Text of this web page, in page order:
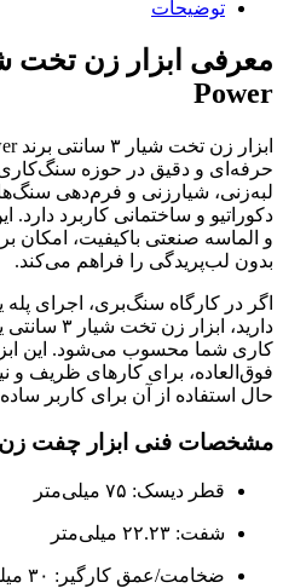
توضیحات
Power
حرفه‌ای و دقیق در حوزه
لبه‌زنی، شیارزنی و فرم‌دهی
دکوراتیو و ساختمانی کاربرد
و الماسه صنعتی باکیفیت، امکان
بدون لب‌پریدگی را فراهم می‌کند.
اگر در کارگاه سنگ‌بری، اجرای پله
دارید،
کاری شما محسوب می‌شود. این
فوق‌العاده، برای کارهای ظریف و
حال استفاده از آن برای کاربر
مشخصات فنی ابزار چفت
قطر دیسک: ۷۵ میلی‌متر
شفت: ۲۲.۲۳ میلی‌متر
ضخامت/عمق کارگیر: ۳۰ میلی‌متر